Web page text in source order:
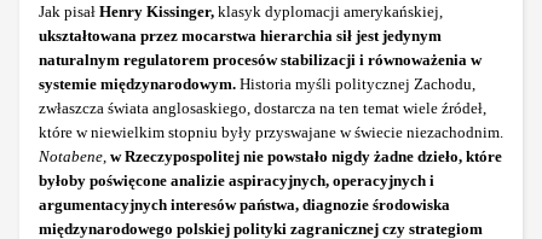
Jak pisał Henry Kissinger, klasyk dyplomacji amerykańskiej,
ukształtowana przez mocarstwa hierarchia sił jest jedynym
naturalnym regulatorem procesów stabilizacji i równoważenia w
systemie międzynarodowym. Historia myśli politycznej Zachodu,
zwłaszcza świata anglosaskiego, dostarcza na ten temat wiele źródeł,
które w niewielkim stopniu były przyswajane w świecie niezachodnim.
Notabene w Rzeczypospolitej nie powstało nigdy żadne dzieło, które
byłoby poświęcone analizie aspiracyjnych, operacyjnych i
argumentacyjnych interesów państwa, diagnozie środowiska
międzynarodowego polskiej polityki zagranicznej czy strategiom